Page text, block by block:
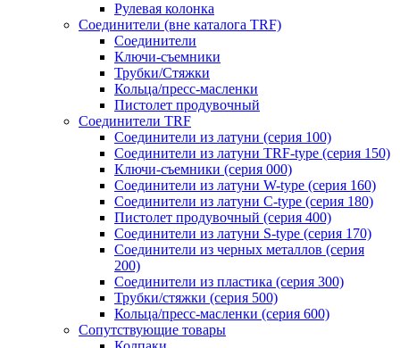
Рулевая колонка
Соединители (вне каталога TRF)
Соединители
Ключи-cъемники
Трубки/Стяжки
Кольца/пресс-масленки
Пистолет продувочный
Соединители TRF
Соединители из латуни (серия 100)
Соединители из латуни TRF-type (серия 150)
Ключи-съемники (серия 000)
Соединители из латуни W-type (серия 160)
Соединители из латуни С-type (серия 180)
Пистолет продувочный (серия 400)
Соединители из латуни S-type (серия 170)
Соединители из черных металлов (серия
200)
Соединители из пластика (серия 300)
Трубки/стяжки (серия 500)
Кольца/пресс-масленки (серия 600)
Сопутствующие товары